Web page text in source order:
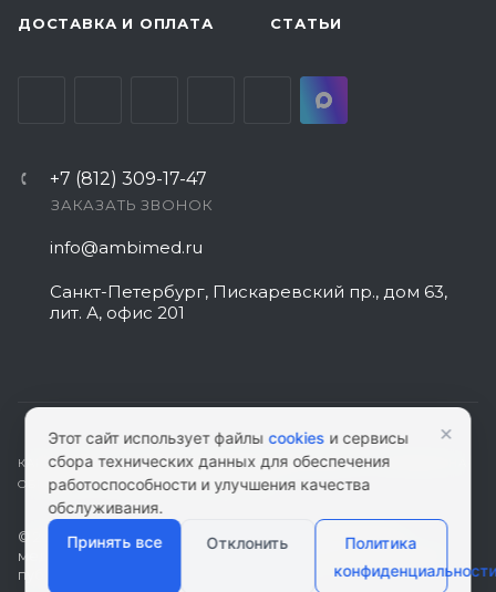
ДОСТАВКА И ОПЛАТА СТАТЬИ
+7 (812) 309-17-47
ЗАКАЗАТЬ ЗВОНОК
info@ambimed.ru
Санкт-Петербург, Пискаревский пр., дом 63,
лит. А, офис 201
КАРТА САЙТА|ПОЛИТИКА КОНФИДЕНЦИАЛЬНОСТИ|СОГЛАСИЕ НА
ОБРАБОТКУ ПЕРСОНАЛЬНЫХ ДАННЫХ
© 2026 ambimed.ru - Медицинское оборудование и
медтехника. Информация на этом ресурсе не является
публичной офертой.
Этот сайт использует файлыcookies и сервисы
сбора технических данных для обеспечения
работоспособности и улучшения качества
обслуживания.
Принять все
Отклонить
Политика
конфиденциальности
×